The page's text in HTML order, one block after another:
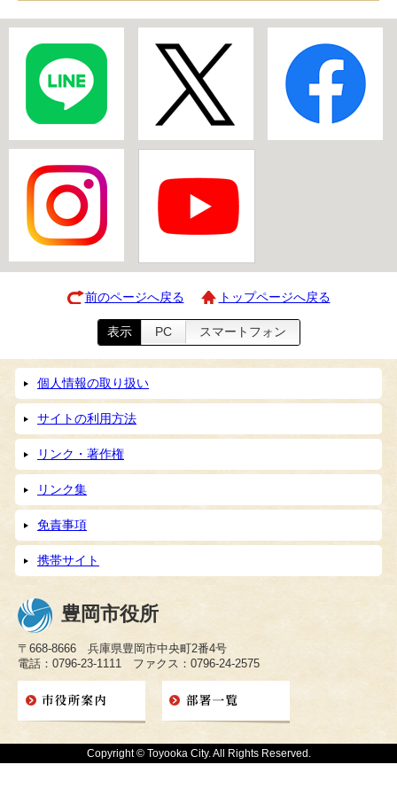
前のページへ戻る トップページへ戻る
表示 PC スマートフォン
個人情報の取り扱い
サイトの利用方法
リンク・著作権
リンク集
免責事項
携帯サイト
豊岡市役所
〒668-8666 兵庫県豊岡市中央町2番4号
電話：0796-23-1111 ファクス：0796-24-2575
Copyright © Toyooka City. All Rights Reserved.